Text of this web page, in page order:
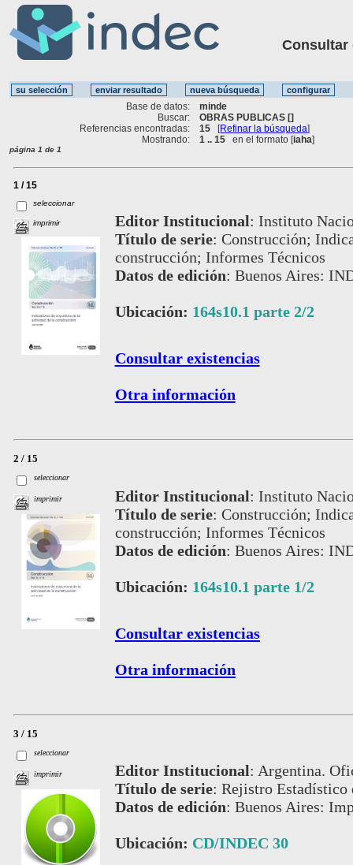
Consultar
Base de datos:
minde
Buscar:
OBRAS PUBLICAS []
Referencias encontradas:
15 [Refinar la búsqueda]
Mostrando:
1 .. 15 en el formato [iaha]
página 1 de 1
1 / 15
seleccionar
imprimir Editor Institucional: Instituto
Título de serie: Construcción;
construcción; Informes Técnicos
Datos de edición: Buenos Aires:
Ubicación: 164s10.1 parte 2/2
Consultar existencias
Otra información
2 / 15
seleccionar
imprimir Editor Institucional: Instituto
Título de serie: Construcción;
construcción; Informes Técnicos
Datos de edición: Buenos Aires:
Ubicación: 164s10.1 parte 1/2
Consultar existencias
Otra información
3 / 15
seleccionar
imprimir Editor Institucional: Argentina.
Título de serie: Rejistro Estadístico
Datos de edición: Buenos Aires:
Ubicación: CD/INDEC 30